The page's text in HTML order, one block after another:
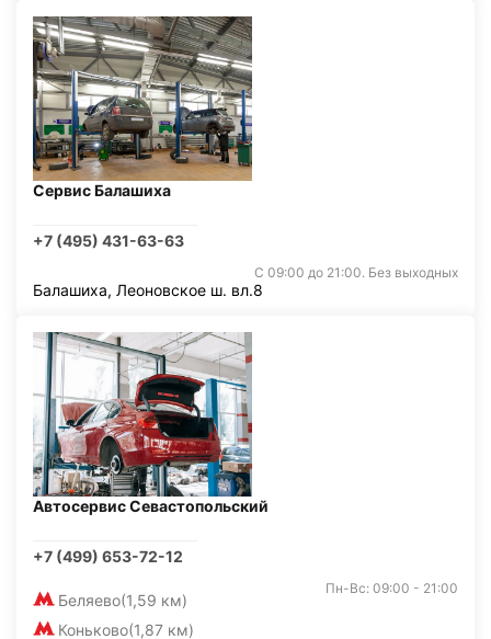
Сервис Балашиха
+7 (495) 431-63-63
С 09:00 до 21:00. Без выходных
Балашиха, Леоновское ш. вл.8
Автосервис Севастопольский
+7 (499) 653-72-12
Беляево(1,59 км)
Коньково(1,87 км)
Пн-Вс: 09:00 - 21:00